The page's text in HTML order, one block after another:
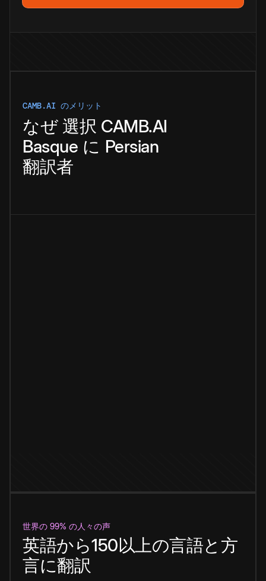
CAMB.AI のメリット
なぜ 選択 CAMB.AI
Basque に Persian
翻訳者
世界の 99% の人々の声
英語から150以上の言語と方
言に翻訳